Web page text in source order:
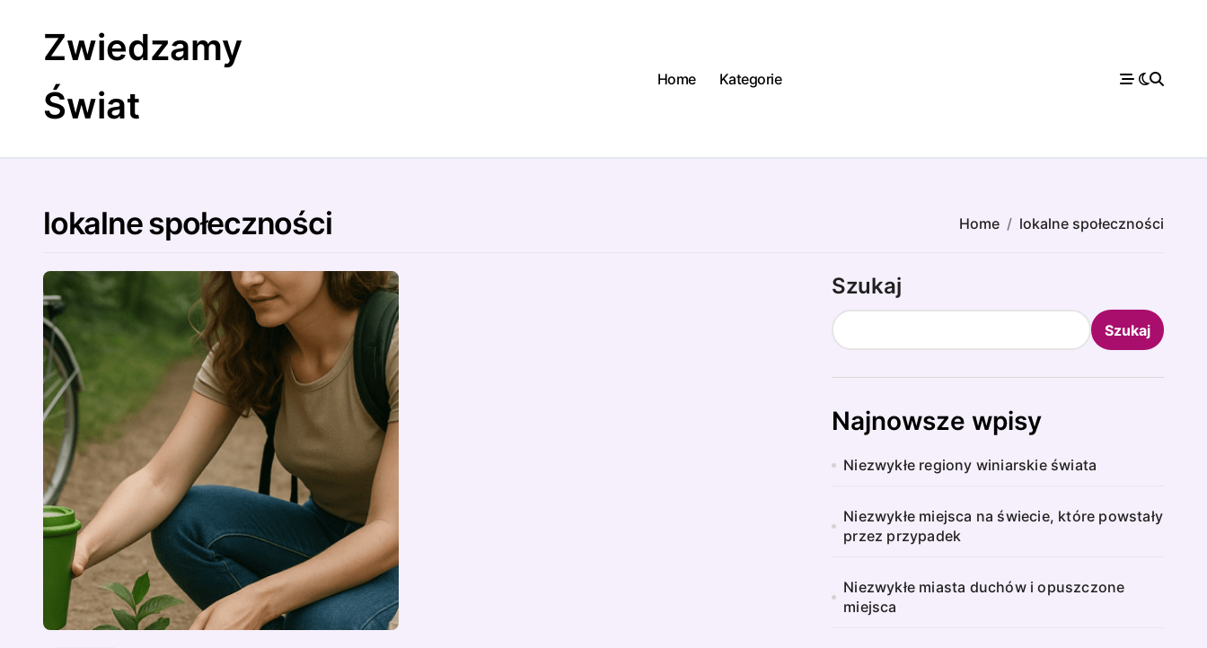
contentZwiedzamy
Świat
Home Kategorie
lokalne społeczności Home lokalne społeczności
Szukaj
Szukaj
Najnowsze wpisy
Niezwykłe regiony winiarskie świata
Niezwykłe miejsca na świecie, które powstały
przez przypadek
Niezwykłe miasta duchów i opuszczone
miejsca